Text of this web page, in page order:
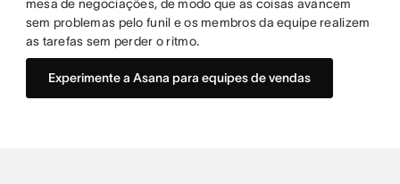
mesa de negociações, de modo que as coisas avancem
sem problemas pelo funil e os membros da equipe realizem
as tarefas sem perder o ritmo.
Experimente a Asana para equipes de vendas